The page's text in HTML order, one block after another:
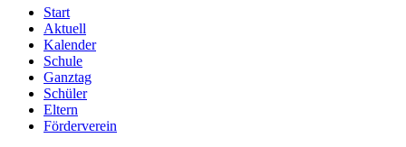
Start
Aktuell
Kalender
Schule
Ganztag
Schüler
Eltern
Förderverein